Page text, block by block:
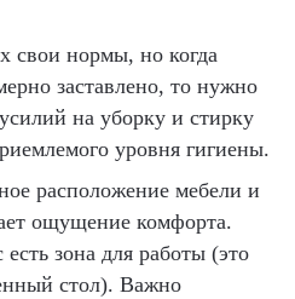
свои нормы, но когда
заставлено, то нужно
на уборку и стирку
уровня гигиены.
расположение мебели и
ощущение комфорта.
зона для работы (это
стол). Важно